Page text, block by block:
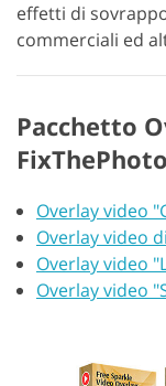
effetti di
commerciali ed
Pacchetto
Overlay video
Overlay video
Overlay video
Overlay video